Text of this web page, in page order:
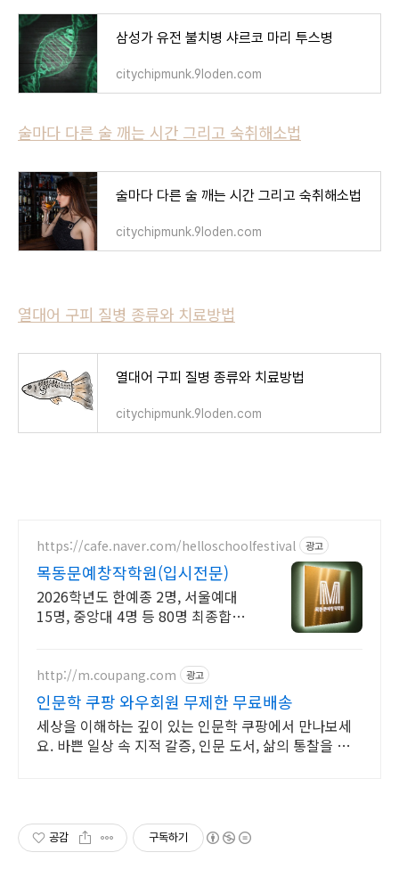
삼성가 유전 불치병 샤르코 마리 투스병
citychipmunk.9loden.com
술마다 다른 술 깨는 시간 그리고 숙취해소법
술마다 다른 술 깨는 시간 그리고 숙취해소법
citychipmunk.9loden.com
열대어 구피 질병 종류와 치료방법
열대어 구피 질병 종류와 치료방법
citychipmunk.9loden.com
https://cafe.naver.com/helloschoolfestival 광고
목동문예창작학원(입시전문)
2026학년도 한예종 2명, 서울예대
15명, 중앙대 4명 등 80명 최종합격!
전분원
http://m.coupang.com 광고
인문학 쿠팡 와우회원 무제한 무료배송
세상을 이해하는 깊이 있는 인문학 쿠팡에서 만나보세
요. 바쁜 일상 속 지적 갈증, 인문 도서, 삶의 통찰을 얻
공감 구독하기